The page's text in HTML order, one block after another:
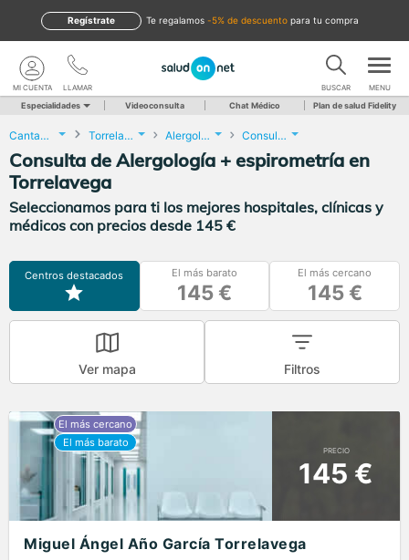
te regalamos -5% de descuento para tu compra
Regístrate
LLAMAR
MI CUENTA BUSCAR MENU
Especialidades Videoconsulta Chat Médico Plan de salud Fidelity
Cantabria Torrelavega Alergología Consulta de Alergología + espirometría
Consulta de Alergología + espirometría en
Torrelavega
Seleccionamos para ti los mejores hospitales, clínicas y
médicos con precios desde 145 €
Centros destacados El más barato
145 €
El más cercano
145 €
Ver mapa Filtros
PRECIO
145 €
Miguel Ángel Año García Torrelavega